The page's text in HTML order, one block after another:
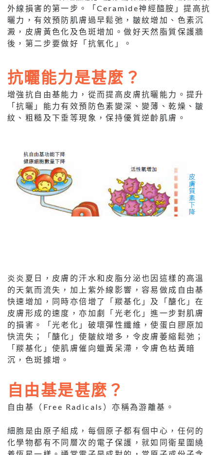
外線損害的第一步。「Ceramide神經醯胺」提高抗
曬力，有效預防肌膚過早鬆弛，皺紋增加、色素沉
澱，皮膚黃色化及色斑增加。做好天然脂質保護牆
後，第二步要做好「抗氧化」。
抗曬能力是甚麼？
增強抗自由基能力，從而提高皮膚抗曬能力。提升
「抗曬」能力有效預防色素變深、變薄、乾燥、皺
紋、粗糙及下垂等現象，保持優質逆齡肌膚。
炎炎夏日，皮膚的汗水和皮脂分泌也因這樣的高溫
的天氣而流失，加上紫外線影響，容易做成自由基
快速增加，同時亦倍增了「羰基化」及「醣化」在
皮膚形成的速度，亦加劇「光老化」進一步對肌膚
的損害。「光老化」破壞彈性纖維，使蛋白膠原加
快流失；「醣化」使皺紋增多，令皮膚萎縮鬆弛；
「羰基化」使肌膚催向蠟黃呆滯，令膚色枯黃暗
沉，色斑據增。
自由基是甚麼？
自由基（Free Radicals）亦稱為游離基。
細胞是由原子組成，每個原子都有個中心，任何的
化學物都有不同層次的電子保護，就如同衛星圍繞